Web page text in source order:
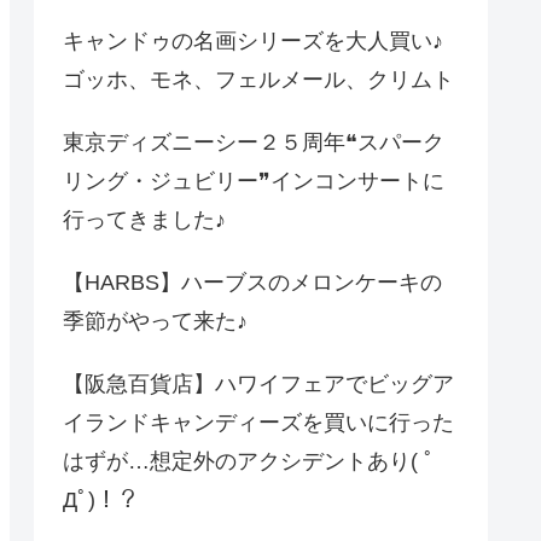
キャンドゥの名画シリーズを大人買い♪
ゴッホ、モネ、フェルメール、クリムト
東京ディズニーシー２５周年❝スパーク
リング・ジュビリー❞インコンサートに
行ってきました♪
【HARBS】ハーブスのメロンケーキの
季節がやって来た♪
【阪急百貨店】ハワイフェアでビッグア
イランドキャンディーズを買いに行った
はずが…想定外のアクシデントあり( ﾟ
Дﾟ)！？